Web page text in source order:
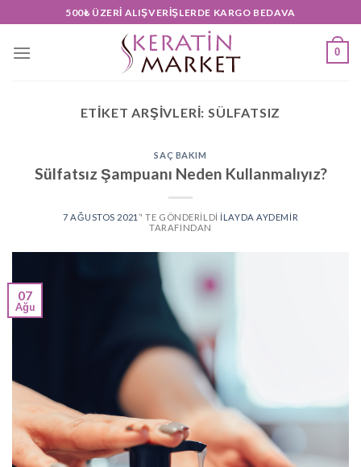
to
content
500₺ ÜZERI ALIŞVERIŞLERDE KARGO BEDAVA
0
ETIKET ARŞIVLERI:SÜLFATSIZ
SAÇ BAKIM
Sülfatsız Şampuanı Neden Kullanmalıyız?
7 AĞUSTOS 2021 ’' TE GÖNDERILDI İLAYDA AYDEMIR
TARAFINDAN
07
Ağu